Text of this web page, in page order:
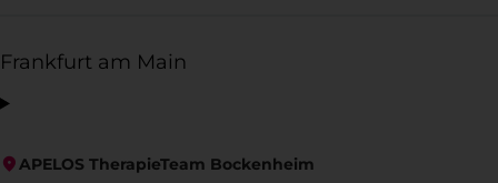
Frankfurt am Main
APELOS TherapieTeam Bockenheim